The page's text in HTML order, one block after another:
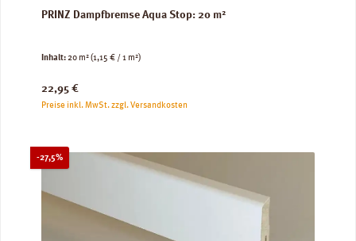
PRINZ Dampfbremse Aqua Stop: 20 m²
Inhalt:20 m²(1,15 € / 1 m²)
Regulärer Preis:
22,95 €
Preise inkl. MwSt. zzgl. Versandkosten
-27,5%Rabatt